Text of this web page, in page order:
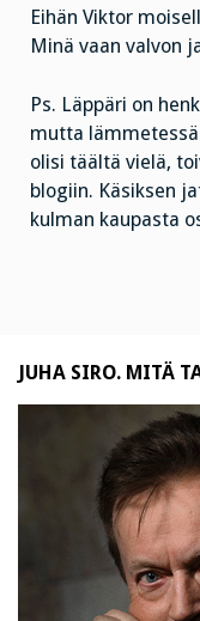
Eihän Viktor
Minä vaan valvon
Ps. Läppäri on
mutta
olisi täältä vielä,
blogiin. Käsiksen
kulman kaupasta
JUHA SIRO. MITÄ